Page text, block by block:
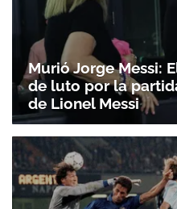
Murió Jorge Messi:
de luto por la
de Lionel Messi